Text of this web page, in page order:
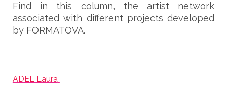
Find in this column, the artist network
associated with different projects developed
by FORMATOVA.
ADEL Laura